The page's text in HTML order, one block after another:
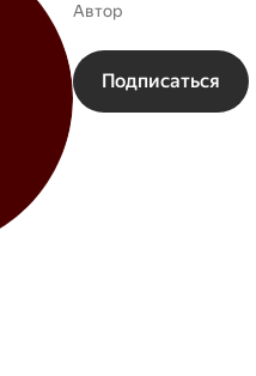
Автор
Подписаться